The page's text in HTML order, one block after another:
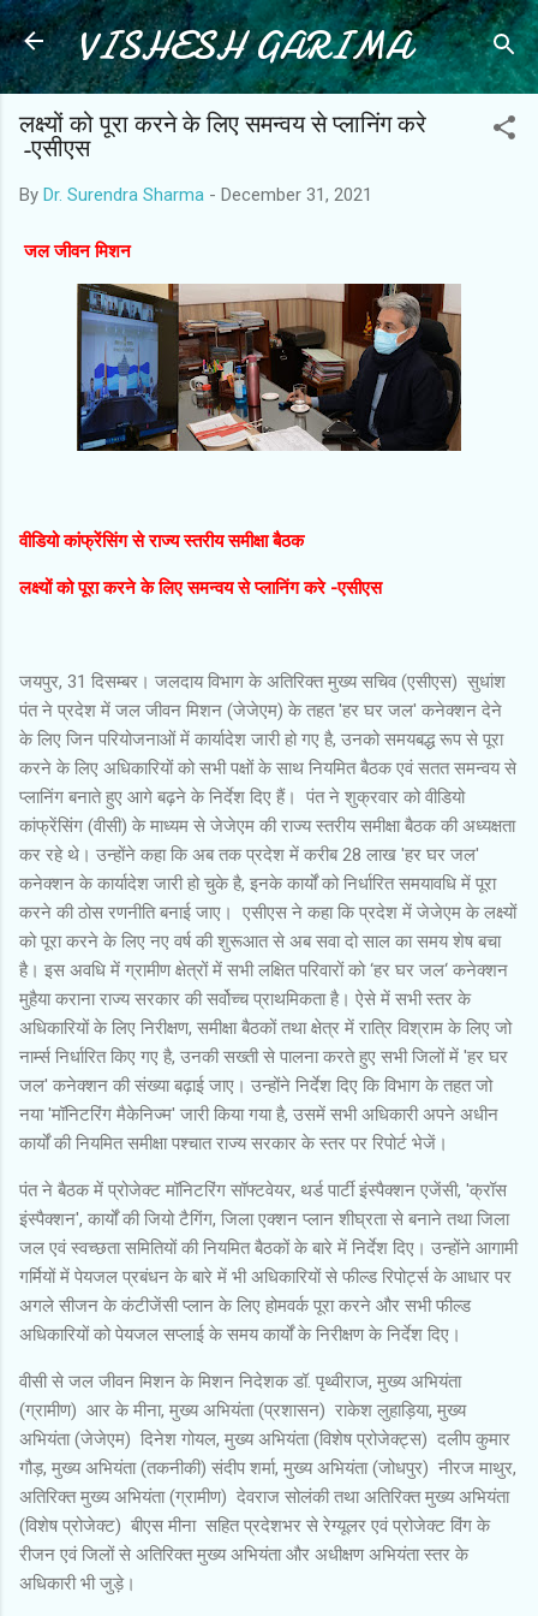
Skip to main content
VISHESH GARIMA
लक्ष्यों को पूरा करने के लिए समन्वय से प्लानिंग करे
-एसीएस
By Dr. Surendra Sharma - December 31, 2021
जल जीवन मिशन
वीडियो कांफ्रेंसिंग से राज्य स्तरीय समीक्षा बैठक
लक्ष्यों को पूरा करने के लिए समन्वय से प्लानिंग करे -एसीएस
जयपुर, 31 दिसम्बर। जलदाय विभाग के अतिरिक्त मुख्य सचिव (एसीएस) सुधांश
पंत ने प्रदेश में जल जीवन मिशन (जेजेएम) के तहत 'हर घर जल' कनेक्शन देने
के लिए जिन परियोजनाओं में कार्यादेश जारी हो गए है, उनको समयबद्ध रूप से पूरा
करने के लिए अधिकारियों को सभी पक्षों के साथ नियमित बैठक एवं सतत समन्वय से
प्लानिंग बनाते हुए आगे बढ़ने के निर्देश दिए हैं। पंत ने शुक्रवार को वीडियो
कांफ्रेंसिंग (वीसी) के माध्यम से जेजेएम की राज्य स्तरीय समीक्षा बैठक की अध्यक्षता
कर रहे थे। उन्होंने कहा कि अब तक प्रदेश में करीब 28 लाख 'हर घर जल'
कनेक्शन के कार्यादेश जारी हो चुके है, इनके कार्यों को निर्धारित समयावधि में पूरा
करने की ठोस रणनीति बनाई जाए। एसीएस ने कहा कि प्रदेश में जेजेएम के लक्ष्यों
को पूरा करने के लिए नए वर्ष की शुरूआत से अब सवा दो साल का समय शेष बचा
है। इस अवधि में ग्रामीण क्षेत्रों में सभी लक्षित परिवारों को ‘हर घर जल‘ कनेक्शन
मुहैया कराना राज्य सरकार की सर्वोच्च प्राथमिकता है। ऐसे में सभी स्तर के
अधिकारियों के लिए निरीक्षण, समीक्षा बैठकों तथा क्षेत्र में रात्रि विश्राम के लिए जो
नार्म्स निर्धारित किए गए है, उनकी सख्ती से पालना करते हुए सभी जिलों में 'हर घर
जल' कनेक्शन की संख्या बढ़ाई जाए। उन्होंने निर्देश दिए कि विभाग के तहत जो
नया 'मॉनिटरिंग मैकेनिज्म' जारी किया गया है, उसमें सभी अधिकारी अपने अधीन
कार्यों की नियमित समीक्षा पश्चात राज्य सरकार के स्तर पर रिपोर्ट भेजें।
पंत ने बैठक में प्रोजेक्ट मॉनिटरिंग सॉफ्टवेयर, थर्ड पार्टी इंस्पैक्शन एजेंसी, 'क्रॉस
इंस्पैक्शन', कार्यों की जियो टैगिंग, जिला एक्शन प्लान शीघ्रता से बनाने तथा जिला
जल एवं स्वच्छता समितियों की नियमित बैठकों के बारे में निर्देश दिए। उन्होंने आगामी
गर्मियों में पेयजल प्रबंधन के बारे में भी अधिकारियों से फील्ड रिपोर्ट्स के आधार पर
अगले सीजन के कंटीजेंसी प्लान के लिए होमवर्क पूरा करने और सभी फील्ड
अधिकारियों को पेयजल सप्लाई के समय कार्यों के निरीक्षण के निर्देश दिए।
वीसी से जल जीवन मिशन के मिशन निदेशक डॉ. पृथ्वीराज, मुख्य अभियंता
(ग्रामीण) आर के मीना, मुख्य अभियंता (प्रशासन) राकेश लुहाड़िया, मुख्य
अभियंता (जेजेएम) दिनेश गोयल, मुख्य अभियंता (विशेष प्रोजेक्ट्स) दलीप कुमार
गौड़, मुख्य अभियंता (तकनीकी) संदीप शर्मा, मुख्य अभियंता (जोधपुर) नीरज माथुर,
अतिरिक्त मुख्य अभियंता (ग्रामीण) देवराज सोलंकी तथा अतिरिक्त मुख्य अभियंता
(विशेष प्रोजेक्ट) बीएस मीना सहित प्रदेशभर से रेग्यूलर एवं प्रोजेक्ट विंग के
रीजन एवं जिलों से अतिरिक्त मुख्य अभियंता और अधीक्षण अभियंता स्तर के
अधिकारी भी जुड़े।